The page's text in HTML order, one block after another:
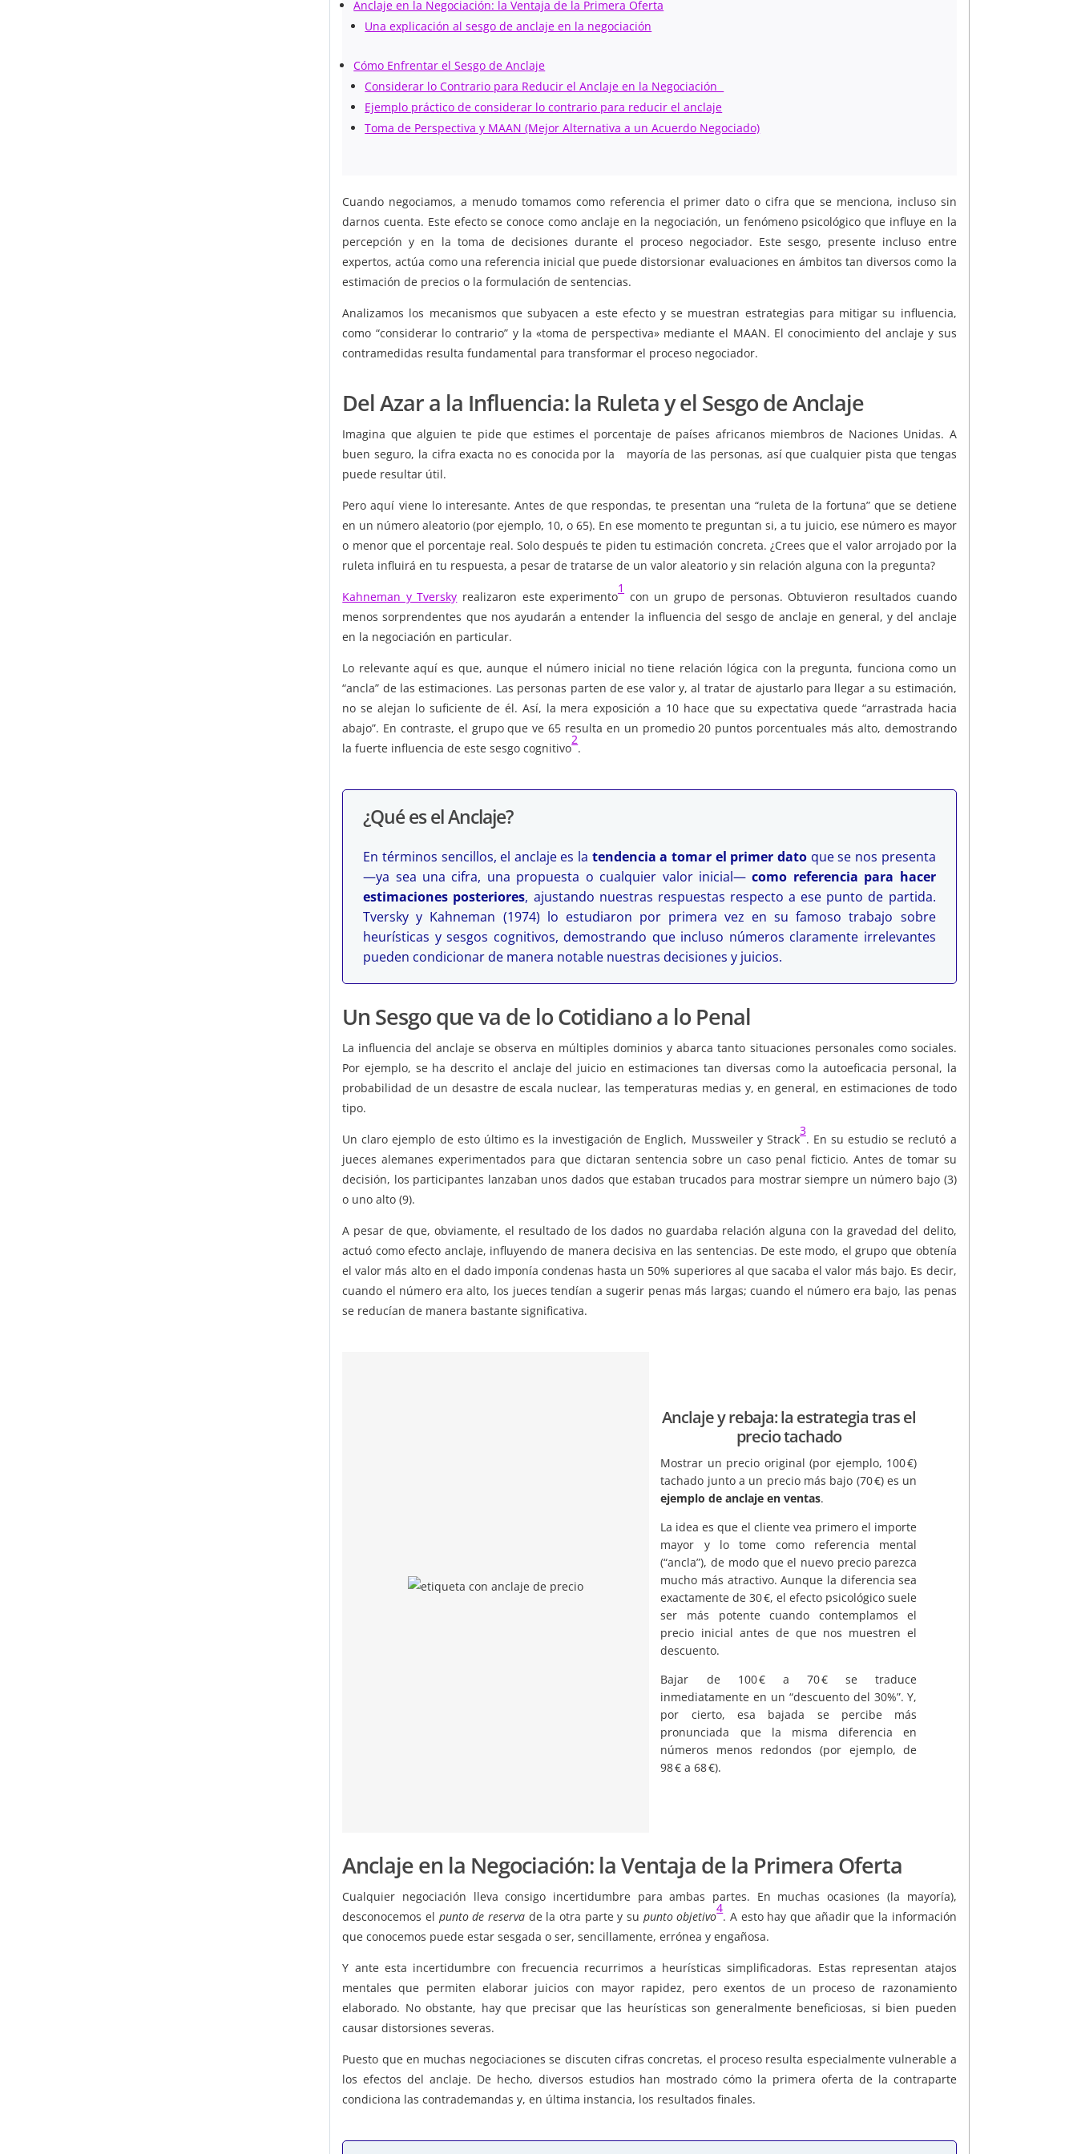
Anclaje en la Negociación: la Ventaja de la Primera Oferta
Una explicación al sesgo de anclaje en la negociación
Cómo Enfrentar el Sesgo de Anclaje
Considerar lo Contrario para Reducir el Anclaje en la Negociación
Ejemplo práctico de considerar lo contrario para reducir el anclaje
Toma de Perspectiva y MAAN (Mejor Alternativa a un Acuerdo Negociado)
Cuando negociamos, a menudo tomamos como referencia el primer dato o cifra que se menciona, incluso sin
darnos cuenta. Este efecto se conoce como anclaje en la negociación, un fenómeno psicológico que influye en la
percepción y en la toma de decisiones durante el proceso negociador. Este sesgo, presente incluso entre
expertos, actúa como una referencia inicial que puede distorsionar evaluaciones en ámbitos tan diversos como la
estimación de precios o la formulación de sentencias.
Analizamos los mecanismos que subyacen a este efecto y se muestran estrategias para mitigar su influencia,
como “considerar lo contrario” y la «toma de perspectiva» mediante el MAAN. El conocimiento del anclaje y sus
contramedidas resulta fundamental para transformar el proceso negociador.
Del Azar a la Influencia: la Ruleta y el Sesgo de Anclaje
Imagina que alguien te pide que estimes el porcentaje de países africanos miembros de Naciones Unidas. A
buen seguro, la cifra exacta no es conocida por la mayoría de las personas, así que cualquier pista que tengas
puede resultar útil.
Pero aquí viene lo interesante. Antes de que respondas, te presentan una “ruleta de la fortuna” que se detiene
en un número aleatorio (por ejemplo, 10, o 65). En ese momento te preguntan si, a tu juicio, ese número es mayor
o menor que el porcentaje real. Solo después te piden tu estimación concreta. ¿Crees que el valor arrojado por la
ruleta influirá en tu respuesta, a pesar de tratarse de un valor aleatorio y sin relación alguna con la pregunta?
Kahneman y Tversky realizaron este experimento
1
con un grupo de personas. Obtuvieron resultados cuando
menos sorprendentes que nos ayudarán a entender la influencia del sesgo de anclaje en general, y del anclaje
en la negociación en particular.
Lo relevante aquí es que, aunque el número inicial no tiene relación lógica con la pregunta, funciona como un
“ancla” de las estimaciones. Las personas parten de ese valor y, al tratar de ajustarlo para llegar a su estimación,
no se alejan lo suficiente de él. Así, la mera exposición a 10 hace que su expectativa quede “arrastrada hacia
abajo”. En contraste, el grupo que ve 65 resulta en un promedio 20 puntos porcentuales más alto, demostrando
la fuerte influencia de este sesgo cognitivo
2
.
¿Qué es el Anclaje?
En términos sencillos, el anclaje es la tendencia a tomar el primer dato que se nos presenta
—ya sea una cifra, una propuesta o cualquier valor inicial—como referencia para hacer
estimaciones posteriores, ajustando nuestras respuestas respecto a ese punto de partida.
Tversky y Kahneman (1974) lo estudiaron por primera vez en su famoso trabajo sobre
heurísticas y sesgos cognitivos, demostrando que incluso números claramente irrelevantes
pueden condicionar de manera notable nuestras decisiones y juicios.
Un Sesgo que va de lo Cotidiano a lo Penal
La influencia del anclaje se observa en múltiples dominios y abarca tanto situaciones personales como sociales.
Por ejemplo, se ha descrito el anclaje del juicio en estimaciones tan diversas como la autoeficacia personal, la
probabilidad de un desastre de escala nuclear, las temperaturas medias y, en general, en estimaciones de todo
tipo.
Un claro ejemplo de esto último es la investigación de Englich, Mussweiler y Strack
3
. En su estudio se reclutó a
jueces alemanes experimentados para que dictaran sentencia sobre un caso penal ficticio. Antes de tomar su
decisión, los participantes lanzaban unos dados que estaban trucados para mostrar siempre un número bajo (3)
o uno alto (9).
A pesar de que, obviamente, el resultado de los dados no guardaba relación alguna con la gravedad del delito,
actuó como efecto anclaje, influyendo de manera decisiva en las sentencias. De este modo, el grupo que obtenía
el valor más alto en el dado imponía condenas hasta un 50% superiores al que sacaba el valor más bajo. Es decir,
cuando el número era alto, los jueces tendían a sugerir penas más largas; cuando el número era bajo, las penas
se reducían de manera bastante significativa.
Anclaje y rebaja: la estrategia tras el
precio tachado
Mostrar un precio original (por ejemplo, 100 €)
tachado junto a un precio más bajo (70 €) es un
ejemplo de anclaje en ventas.
La idea es que el cliente vea primero el importe
mayor y lo tome como referencia mental
(“ancla”), de modo que el nuevo precio parezca
mucho más atractivo. Aunque la diferencia sea
exactamente de 30 €, el efecto psicológico suele
ser más potente cuando contemplamos el
precio inicial antes de que nos muestren el
descuento.
Bajar de 100 € a 70 € se traduce
inmediatamente en un “descuento del 30%”. Y,
por cierto, esa bajada se percibe más
pronunciada que la misma diferencia en
números menos redondos (por ejemplo, de
98 € a 68 €).
Anclaje en la Negociación: la Ventaja de la Primera Oferta
Cualquier negociación lleva consigo incertidumbre para ambas partes. En muchas ocasiones (la mayoría),
desconocemos el punto de reservade la otra parte y su punto objetivo
4
. A esto hay que añadir que la información
que conocemos puede estar sesgada o ser, sencillamente, errónea y engañosa.
Y ante esta incertidumbre con frecuencia recurrimos a heurísticas simplificadoras. Estas representan atajos
mentales que permiten elaborar juicios con mayor rapidez, pero exentos de un proceso de razonamiento
elaborado. No obstante, hay que precisar que las heurísticas son generalmente beneficiosas, si bien pueden
causar distorsiones severas.
Puesto que en muchas negociaciones se discuten cifras concretas, el proceso resulta especialmente vulnerable a
los efectos del anclaje. De hecho, diversos estudios han mostrado cómo la primera oferta de la contraparte
condiciona las contrademandas y, en última instancia, los resultados finales.